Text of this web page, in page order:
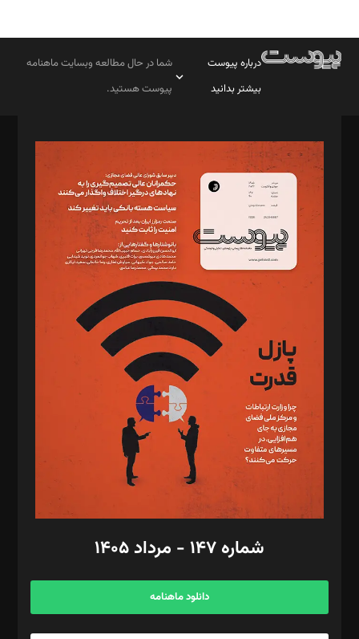
درباره پیوست
بیشتر بدانید
شما در حال مطالعه وبسایت ماهنامه
پیوست هستید.
مدیر مسئول: محمدباقر اثنی‌عشری
سردبیر: مهرک محمودی
دبیر تحریریه: میثم قاسمی
د‌بیر ناداستان: سمانه سمیع
د‌بیر خدمت و تجارت: ابوالفضل رجبی
د‌بیر حقوق فناوری: حسام‌الدین ایپکچی
د‌بیر پیوست جهان: مینا پاکدل
د‌بیر تحریریه آنلاین: بابک نقاش
تحریریه‌: مجتبی محمود‌ی، آرش برهمند، یسنا امان‌پور، سروش کرمیان،
مصطفی مسجدی آرانی، ابوالفضل رجبی، زهرا فکرانه، فائزه فتحی
رستمی،مصطفی باستان
ویرایش: نگار استاد‌‌آقا
طراح یونیفرم: مجید توکلی
فیلمبرداری و عکاسی: امیر شفیعی، مانی لطفی زاده
گرافیک و صفحه‌آرایی: سید‌سبحان‌علی ثابت
مد‌یر توسعه تجاری: کامبیز برید‌
امور مالی: شاپور رهبری، محمد‌ کاظمی‌نیا
آگهی و مشترکین: ۰۹۱۹۹۹۹۰۴۵۴
شماره ۱۴۷ - مرداد ۱۴۰۵
دانلود ماهنامه